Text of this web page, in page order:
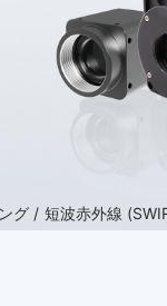
グ / 短波赤外線